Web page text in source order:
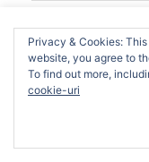
Site web
We use cookies
relevant
and repeat visits.
use of ALL the
Privacy & Cookies:
website, you agree to
To find out more,
cookie-uri